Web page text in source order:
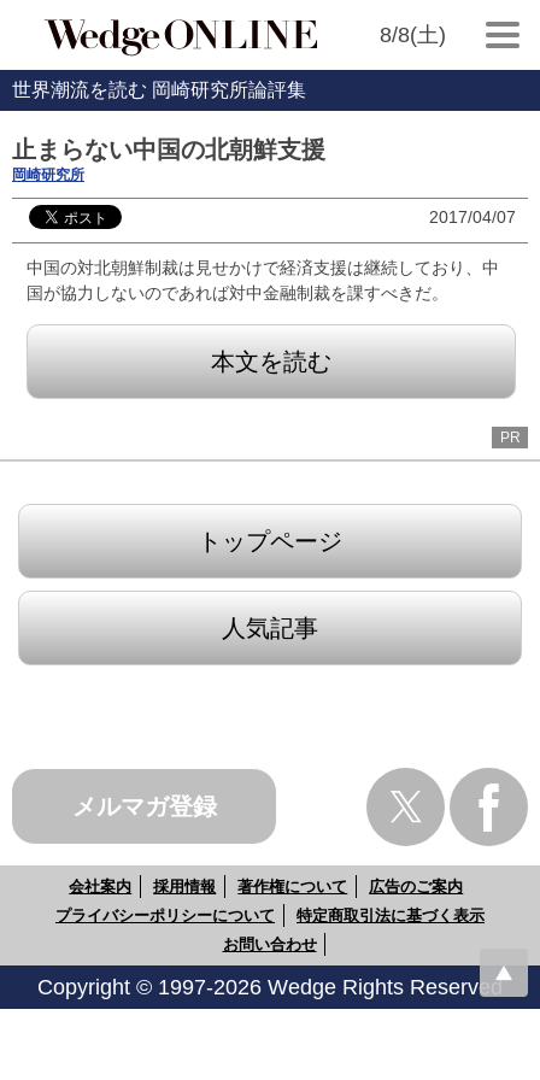
8/8(土)
世界潮流を読む 岡崎研究所論評集
止まらない中国の北朝鮮支援
岡崎研究所
2017/04/07
中国の対北朝鮮制裁は見せかけで経済支援は継続しており、中
国が協力しないのであれば対中金融制裁を課すべきだ。
本文を読む
PR
トップページ
人気記事
メルマガ登録
会社案内 採用情報 著作権について
広告のご案内
プライバシーポリシーについて
特定商取引法に基づく表示
お問い合わせ
Copyright © 1997-2026 Wedge Rights Reserved